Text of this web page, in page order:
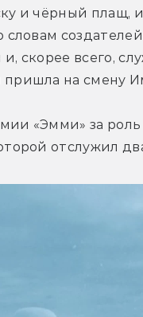
и чёрный плащ,
скорее всего,
пришла на смену
«Эмми» за роль
отслужил